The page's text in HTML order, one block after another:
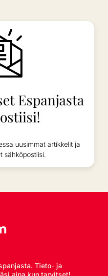
Espanjasta
uusimmat artikkelit ja
sähköpostiisi.
Tieto- ja
aina kun tarvitset!